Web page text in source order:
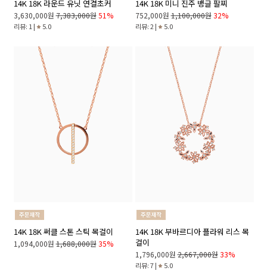
14K 18K 라운드 유닛 연결초커
3,630,000원 7,383,000원 51%
리뷰: 1 | 5.0
14K 18K 미니 진주 뱅글 팔찌
752,000원 1,100,000원 32%
리뷰: 2 | 5.0
14K 18K 써클 스톤 스틱 목걸이
1,094,000원 1,688,000원 35%
14K 18K 부바르디아 플라워 리스 목
걸이
1,796,000원 2,667,000원 33%
리뷰: 7 | 5.0